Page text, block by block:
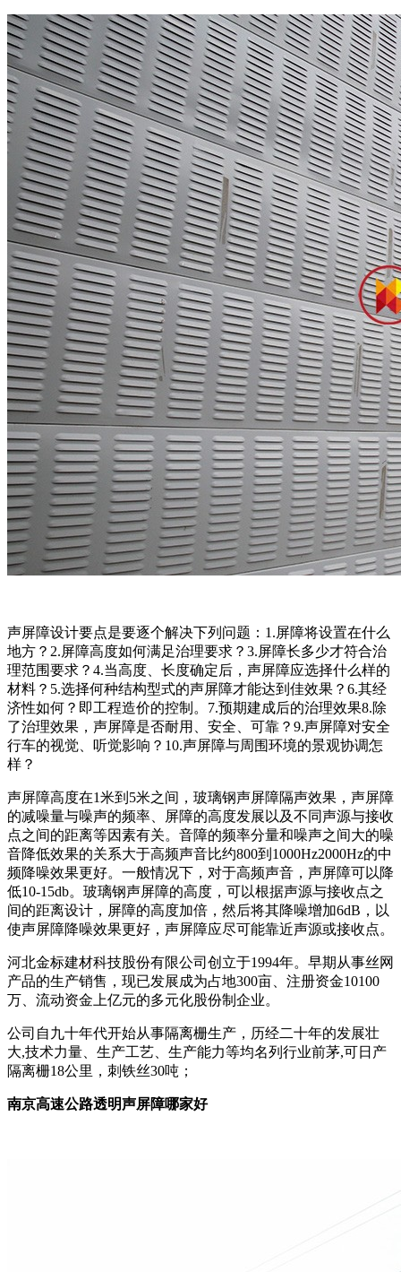
声屏障设计要点是要逐个解决下列问题：1.屏障将设置在什么
地方？2.屏障高度如何满足治理要求？3.屏障长多少才符合治
理范围要求？4.当高度、长度确定后，声屏障应选择什么样的
材料？5.选择何种结构型式的声屏障才能达到佳效果？6.其经
济性如何？即工程造价的控制。7.预期建成后的治理效果8.除
了治理效果，声屏障是否耐用、安全、可靠？9.声屏障对安全
行车的视觉、听觉影响？10.声屏障与周围环境的景观协调怎
样？
声屏障高度在1米到5米之间，玻璃钢声屏障隔声效果，声屏障
的减噪量与噪声的频率、屏障的高度发展以及不同声源与接收
点之间的距离等因素有关。音障的频率分量和噪声之间大的噪
音降低效果的关系大于高频声音比约800到1000Hz2000Hz的中
频降噪效果更好。一般情况下，对于高频声音，声屏障可以降
低10-15db。玻璃钢声屏障的高度，可以根据声源与接收点之
间的距离设计，屏障的高度加倍，然后将其降噪增加6dB，以
使声屏障降噪效果更好，声屏障应尽可能靠近声源或接收点。
河北金标建材科技股份有限公司创立于1994年。早期从事丝网
产品的生产销售，现已发展成为占地300亩、注册资金10100
万、流动资金上亿元的多元化股份制企业。
公司自九十年代开始从事隔离栅生产，历经二十年的发展壮
大,技术力量、生产工艺、生产能力等均名列行业前茅,可日产
隔离栅18公里，刺铁丝30吨；
南京高速公路透明声屏障哪家好